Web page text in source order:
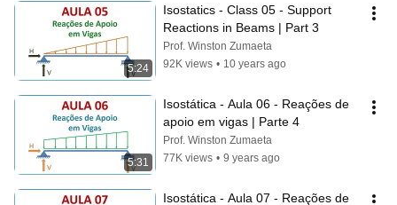
5:24
Isostatics - Class 05 - Support
Reactions in Beams | Part 3
Prof. Winston Zumaeta
92K views • 10 years ago
5:31
Isostática - Aula 06 - Reações de
apoio em vigas | Parte 4
Prof. Winston Zumaeta
77K views • 9 years ago
Isostática - Aula 07 - Reações de